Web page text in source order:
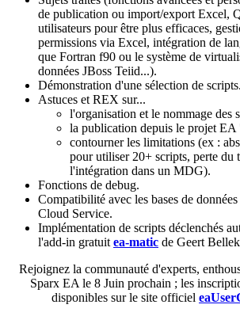
de publication ou import/export Excel,
utilisateurs pour être plus efficaces,
permissions via Excel, intégration de
que Fortran f90 ou le système de
données JBoss Teiid...).
Démonstration d'une sélection de scripts.
Astuces et REX sur...
l'organisation et le nommage des
la publication depuis le projet
contourner les limitations (ex :
pour utiliser 20+ scripts, perte du
l'intégration dans un MDG).
Fonctions de debug.
Compatibilité avec les bases de
Cloud Service.
Implémentation de scripts déclenchés
l'add-in gratuit ea-matic de Geert
Rejoignez la communauté d'experts,
Sparx EA le 8 Juin prochain ; les
disponibles sur le site officiel